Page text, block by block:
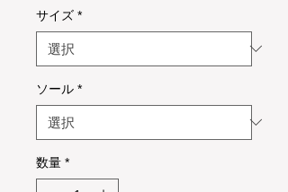
サイズ *
ソール *
数量 *